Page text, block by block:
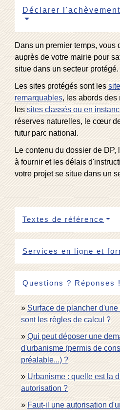
Déclarer
Dans un premier temps, vous
auprès de votre mairie pour
situe dans un secteur protégé.
Les sites protégés sont les
remarquables, les abords des
les sites classés ou en
réserves naturelles, le cœur
futur parc national.
Le contenu du dossier de
à fournir et les délais
votre projet se situe dans un
Textes de référence
Services en ligne et
Questions ? Réponses !
Surface de plancher
sont les règles de calcul ?
Qui peut déposer une
d'urbanisme (permis de
préalable...) ?
Urbanisme : quelle est la
autorisation ?
Faut-il une autorisation